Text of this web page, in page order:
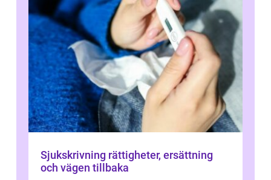
Sjukskrivning rättigheter, ersättning
och vägen tillbaka